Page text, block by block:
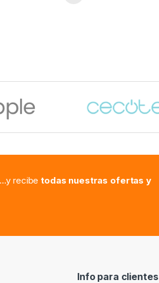
...y recibetodas nuestras ofertas y
Info para clientes